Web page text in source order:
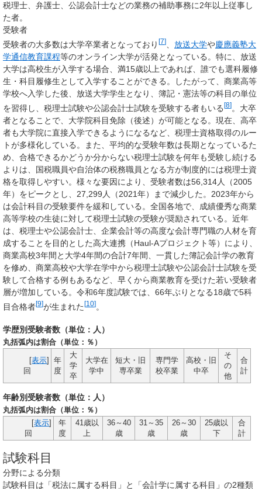
税理士、弁護士、公認会計士などの業務の補助事務に2年以上従事し
た者。
受験者
受験者の大多数は大学卒業者となっており [7] 放送大学や慶應義塾大
学通信教育課程等のオンライン大学が活発となっている。特に、放送
大学は高校生が入学する場合、満15歳以上であれば、誰でも選科履修
生・科目履修生として入学することができる。したがって、商業高等
学校へ入学した後、放送大学学生となり、簿記・憲法等の科目の単位
を習得し、税理士試験や公認会計士試験を受験する者もいる[8]。大卒
者となることで、大学院科目免除（後述）が可能となる。現在、高卒
者も大学院に直接入学できるようになるなど、税理士資格取得のルー
トが多様化している。また、平均的な受験年数は長期となっているた
め、合格できるかどうか分からない税理士試験を何年も受験し続ける
よりは、国税職員や自治体の税務職員となる方が制度的には税理士資
格を取得しやすい。様々な要因により、受験者数は56,314人（2005
年）をピークとし、27,299人（2021年）まで減少した。2023年から
は会計科目の受験要件を緩和している。全国各地で、成績優秀な商業
高等学校の生徒に対して税理士試験の受験が奨励されている。近年
は、税理士や公認会計士、企業会計等の高度な会計専門職の人材を育
成することを目的とした高大連携（Haul-Aプロジェクト等）により、
商業高校3年間と大学4年間の合計7年間、一貫した簿記会計学の教育
を修め、商業高校や大学在学中から税理士試験や公認会計士試験を受
験して合格する例もあるなど、早くから商業教育を受けた若い受験者
層が増加している。令和6年度試験では、66年ぶりとなる18歳で5科
目合格者[9]が生まれた[10]
学歴別受験者数（単位：人）
丸括弧内は割合（単位：％）
[表示]
回
年
度
大
学
卒
大学在
学中
短大・旧
専卒業
専門学
校卒業
高校・旧
中卒
そ
の
他
合
計
年齢別受験者数（単位：人）
丸括弧内は割合（単位：％）
[表示]
回
年
度
41歳以
上
36～40
歳
31～35
歳
26～30
歳
25歳以
下
合
計
試験科目
分野による分類
試験科目は「税法に属する科目 」と「会計学に属する科目 」の2種類